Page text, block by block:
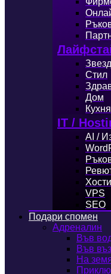
Стил
Дом
Кухня
IT /
AI /
VPS
SEO
Подари спомен
Адреналин
Във
Във
На